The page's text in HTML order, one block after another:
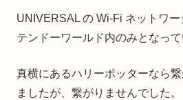
UNIVERSAL の Wi-Fi ネットワ
テンドーワールド内のみとなって
真横にあるハリーポッターなら
ましたが、繋がりませんでした。